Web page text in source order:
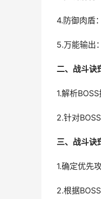
4.防御肉盾
5.万能输出
二、战斗诀
1.解析
2.针对
三、战斗诀
1.确定优先
2.根据